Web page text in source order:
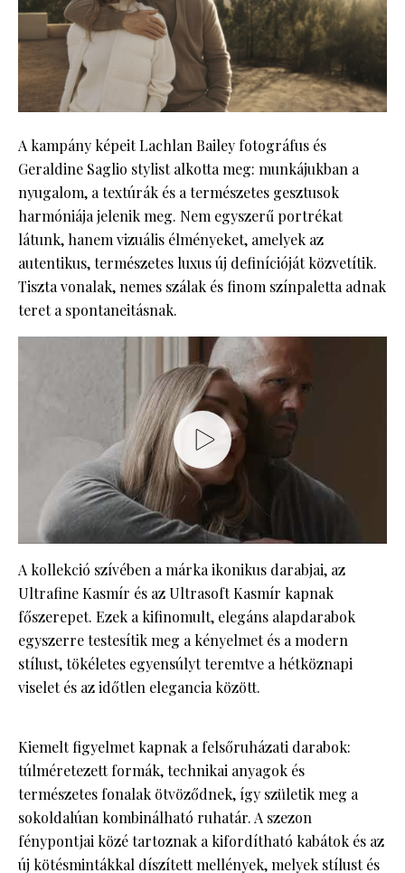
A kampány képeit Lachlan Bailey fotográfus és
Geraldine Saglio stylist alkotta meg: munkájukban a
nyugalom, a textúrák és a természetes gesztusok
harmóniája jelenik meg. Nem egyszerű portrékat
látunk, hanem vizuális élményeket, amelyek az
autentikus, természetes luxus új definícióját közvetítik.
Tiszta vonalak, nemes szálak és finom színpaletta adnak
teret a spontaneitásnak.
A kollekció szívében a márka ikonikus darabjai, az
Ultrafine Kasmír és az Ultrasoft Kasmír kapnak
főszerepet. Ezek a kifinomult, elegáns alapdarabok
egyszerre testesítik meg a kényelmet és a modern
stílust, tökéletes egyensúlyt teremtve a hétköznapi
viselet és az időtlen elegancia között.
Kiemelt figyelmet kapnak a felsőruházati darabok:
túlméretezett formák, technikai anyagok és
természetes fonalak ötvöződnek, így születik meg a
sokoldalúan kombinálható ruhatár. A szezon
fénypontjai közé tartoznak a kifordítható kabátok és az
új kötésmintákkal díszített mellények, melyek stílust és